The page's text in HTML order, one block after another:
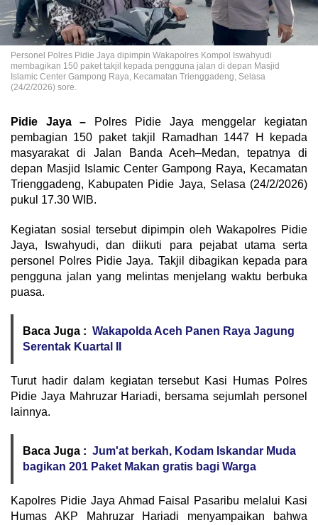
Personel Polres Pidie Jaya dipimpin Wakapolres Kompol Iswahyudi
membagikan 150 paket takjil kepada pengguna jalan di depan Masjid
Islamic Center Gampong Raya, Kecamatan Trienggadeng, Selasa
(24/2/2026) sore.
Pidie Jaya – Polres Pidie Jaya menggelar kegiatan
pembagian 150 paket takjil Ramadhan 1447 H kepada
masyarakat di Jalan Banda Aceh–Medan, tepatnya di
depan Masjid Islamic Center Gampong Raya, Kecamatan
Trienggadeng, Kabupaten Pidie Jaya, Selasa (24/2/2026)
pukul 17.30 WIB.
Kegiatan sosial tersebut dipimpin oleh Wakapolres Pidie
Jaya, Iswahyudi, dan diikuti para pejabat utama serta
personel Polres Pidie Jaya. Takjil dibagikan kepada para
pengguna jalan yang melintas menjelang waktu berbuka
puasa.
Baca Juga : Wakapolda Aceh Panen Raya Jagung
Serentak Kuartal II
Turut hadir dalam kegiatan tersebut Kasi Humas Polres
Pidie Jaya Mahruzar Hariadi, bersama sejumlah personel
lainnya.
Baca Juga : Jum'at berkah, Kodam Iskandar Muda
bagikan 201 Paket Makan gratis bagi Warga
Kapolres Pidie Jaya Ahmad Faisal Pasaribu melalui Kasi
Humas AKP Mahruzar Hariadi menyampaikan bahwa